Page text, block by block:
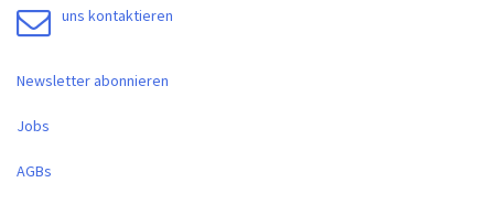
uns kontaktieren
Newsletter abonnieren
Jobs
AGBs